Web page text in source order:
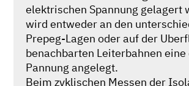
elektrischen Spannung gelagert
wird entweder an den
Prepeg-Lagen oder auf der
benachbarten Leiterbahnen
Pannung angelegt.
Beim zyklischen Messen der